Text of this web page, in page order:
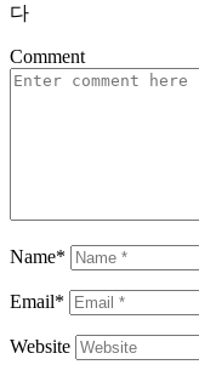
다
Comment
Name*
Email*
Website